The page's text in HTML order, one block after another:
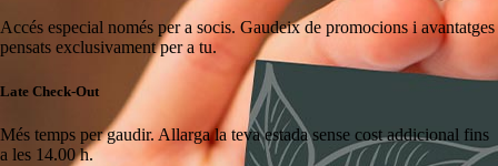
Accés especial només per a socis. Gaudeix de promocions i avantatges
pensats exclusivament per a tu.
Late Check-Out
Més temps per gaudir. Allarga la teva estada sense cost addicional fins
a les 14.00 h.